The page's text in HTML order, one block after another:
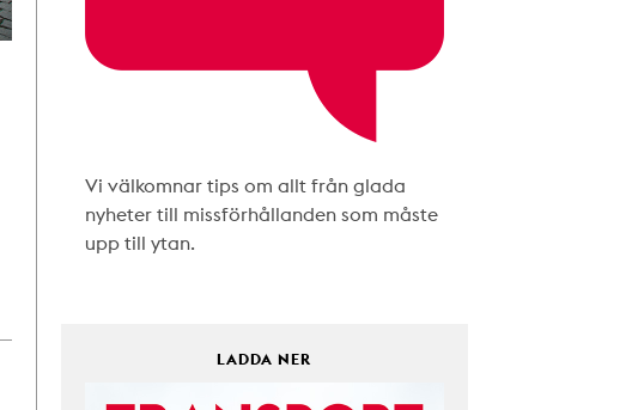
Vi välkomnar tips om allt från glada
nyheter till missförhållanden som måste
upp till ytan.
LADDA NER